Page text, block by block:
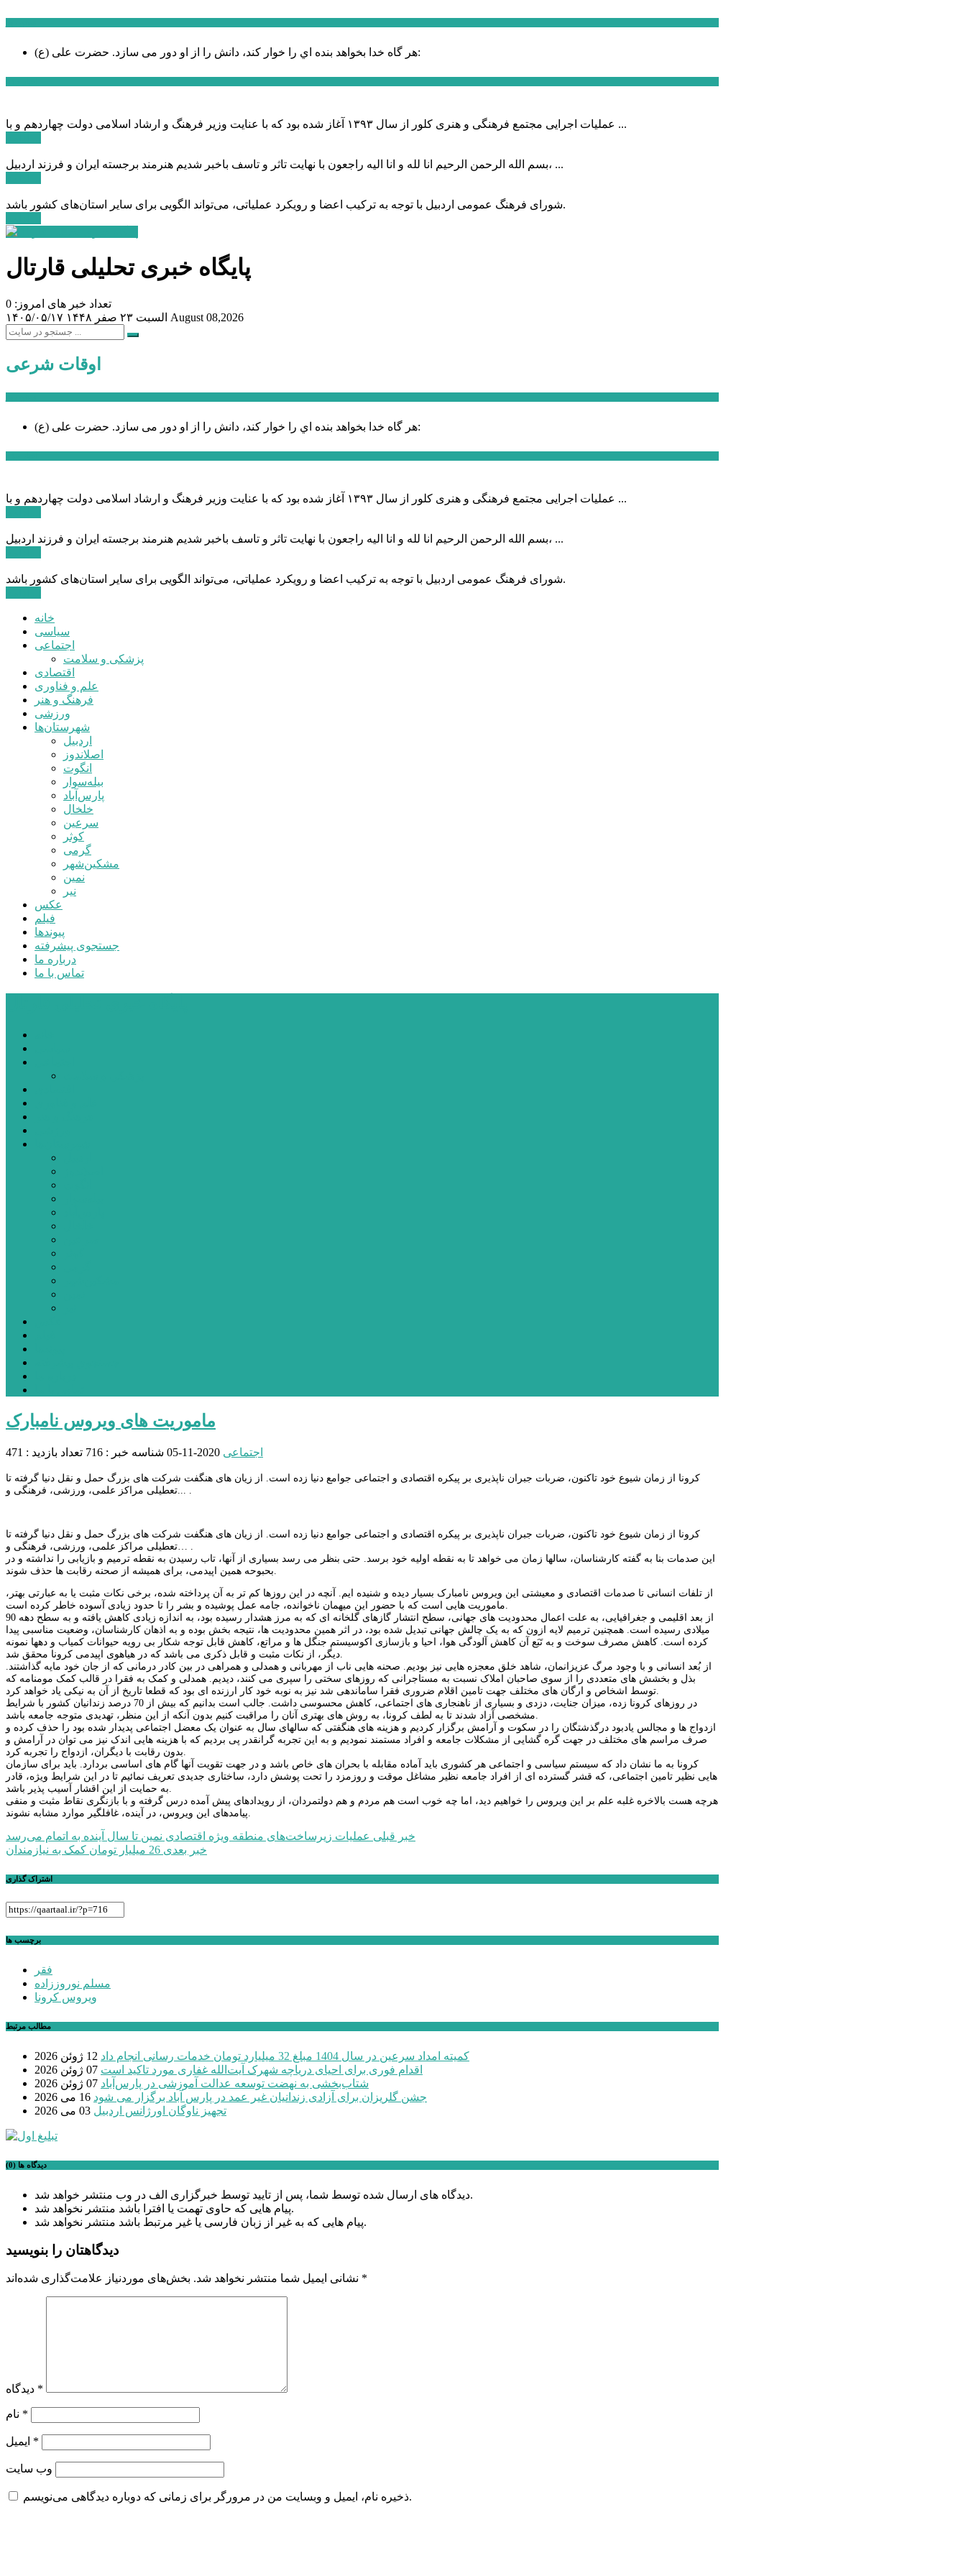
هر گاه خدا بخواهد بنده اي را خوار كند، دانش را از او دور می سازد.حضرت علی (ع):
عملیات اجرایی مجتمع فرهنگی و هنری کلور از سال ۱۳۹۳ آغاز شده بود که با عنایت وزیر فرهنگ و ارشاد اسلامی دولت چهاردهم و با ...
بسم الله الرحمن الرحیم انا لله و انا الیه راجعون با نهایت تاثر و تاسف باخبر شدیم هنرمند برجسته ایران و فرزند اردبیل، ...
شورای فرهنگ عمومی اردبیل با توجه به ترکیب اعضا و رویکرد عملیاتی، می‌تواند الگویی برای سایر استان‌های کشور باشد.
پایگاه خبری تحلیلی قارتال
تعداد خبر های امروز: 0
۱۴۰۵/۰۵/۱۷
السبت ۲۳ صفر ۱۴۴۸ August 08,2026
اوقات شرعی
هر گاه خدا بخواهد بنده اي را خوار كند، دانش را از او دور می سازد.حضرت علی (ع):
عملیات اجرایی مجتمع فرهنگی و هنری کلور از سال ۱۳۹۳ آغاز شده بود که با عنایت وزیر فرهنگ و ارشاد اسلامی دولت چهاردهم و با ...
بسم الله الرحمن الرحیم انا لله و انا الیه راجعون با نهایت تاثر و تاسف باخبر شدیم هنرمند برجسته ایران و فرزند اردبیل، ...
شورای فرهنگ عمومی اردبیل با توجه به ترکیب اعضا و رویکرد عملیاتی، می‌تواند الگویی برای سایر استان‌های کشور باشد.
خانه
سیاسی
اجتماعی
پزشکی و سلامت
اقتصادی
علم و فناوری
فرهنگ و هنر
ورزشی
شهرستان‌ها
اردبیل
اصلاندوز
انگوت
بیله‌سوار
پارس‌آباد
خلخال
سرعین
کوثر
گرمی
مشکین‌شهر
نمین
نیر
عکس
فیلم
پیوندها
جستجوی پیشرفته
درباره ما
تماس با ما
ماموریت های ویروس نامبارک
اجتماعی 2020-11-05 شناسه خبر : 716 تعداد بازدید : 471
کرونا از زمان شیوع خود تاکنون، ضربات جبران ناپذیری بر پیکره اقتصادی و اجتماعی جوامع دنیا زده است. از زیان های هنگفت شرکت های بزرگ حمل و نقل دنیا گرفته تا
تعطیلی مراکز علمی، ورزشی، فرهنگی و... .
کرونا از زمان شیوع خود تاکنون، ضربات جبران ناپذیری بر پیکره اقتصادی و اجتماعی جوامع دنیا زده است. از زیان های هنگفت شرکت های بزرگ حمل و نقل دنیا گرفته تا
تعطیلی مراکز علمی، ورزشی، فرهنگی و… .
این صدمات بنا به گفته کارشناسان، سالها زمان می خواهد تا به نقطه اولیه خود برسد. حتی بنظر می رسد بسیاری از آنها، تاب رسیدن به نقطه ترمیم و بازیابی را نداشته و در
بحبوحه همین اپیدمی، برای همیشه از صحنه رقابت ها حذف شوند.
از تلفات انسانی تا صدمات اقتصادی و معیشتی این ویروس نامبارک بسیار دیده و شنیده ایم. آنچه در این روزها کم تر به آن پرداخته شده، برخی نکات مثبت یا به عبارتی بهتر،
ماموریت هایی است که با حضور این میهمان ناخوانده، جامه عمل پوشیده و بشر را تا حدود زیادی آسوده خاطر کرده است.
از بعد اقلیمی و جغرافیایی، به علت اعمال محدودیت های جهانی، سطح انتشار گازهای گلخانه ای که به مرز هشدار رسیده بود، به اندازه زیادی کاهش یافته و به سطح دهه 90
میلادی رسیده است. همچنین ترمیم لایه ازون که به یک چالش جهانی تبدیل شده بود، در اثر همین محدودیت ها، نتیجه بخش بوده و به اذهان کارشناسان، وضعیت مناسبی پیدا
کرده است. کاهش مصرف سوخت و به تَبَع آن کاهش آلودگی هوا، احیا و بازسازی اکوسیستم جنگل ها و مراتع، کاهش قابل توجه شکار بی رویه حیوانات کمیاب و دهها نمونه
دیگر، از نکات مثبت و قابل ذکری می باشد که در هیاهوی اپیدمی کرونا محقق شد.
از بُعد انسانی و با وجود مرگ عزیزانمان، شاهد خلق معجزه هایی نیز بودیم. صحنه هایی ناب از مهربانی و همدلی و همراهی در بین کادر درمانی که از جان خود مایه گذاشتند.
بذل و بخشش های متعددی را از سوی صاحبان املاک نسبت به مستاجرانی که روزهای سختی را سپری می کنند، دیدیم. همدلی و کمک به فقرا در قالب کمک مومنامه که
توسط اشخاص و ارگان های مختلف جهت تامین اقلام ضروری فقرا ساماندهی شد نیز به نوبه خود کار ارزنده ای بود که قطعا تاریخ از آن به نیکی یاد خواهد کرد.
در روزهای کرونا زده، میزان جنایت، دزدی و بسیاری از ناهنجاری های اجتماعی، کاهش محسوسی داشت. جالب است بدانیم که بیش از 70 درصد زندانیان کشور با شرایط
مشخصی آزاد شدند تا به لطف کرونا، به روش های بهتری آنان را مراقبت کنیم بدون آنکه از این منظر، تهدیدی متوجه جامعه باشد.
ازدواج ها و مجالس یادبود درگذشتگان را در سکوت و آرامش برگزار کردیم و هزینه های هنگفتی که سالهای سال به عنوان یک معضل اجتماعی پدیدار شده بود را حذف کرده و
صرف مراسم های مختلف در جهت گره گشایی از مشکلات جامعه و افراد مستمند نمودیم و به این تجربه گرانقدر پی بردیم که با هزینه هایی اندک نیز می توان در آرامش و
بدون رقابت با دیگران، ازدواج را تجربه کرد.
کرونا به ما نشان داد که سیستم سیاسی و اجتماعی هر کشوری باید آماده مقابله با بحران های خاص باشد و در جهت تقویت آنها گام های اساسی بردارد. باید برای سازمان
هایی نظیر تامین اجتماعی، که قشر گسترده ای از افراد جامعه نظیر مشاغل موقت و روزمزد را تحت پوشش دارد، ساختاری جدیدی تعریف نمائیم تا در این شرایط ویژه، قادر
به حمایت از این اقشار آسیب پذیر باشد.
هرچه هست بالاخره غلبه علم بر این ویروس را خواهیم دید، اما چه خوب است هم مردم و هم دولتمردان، از رویدادهای پیش آمده درس گرفته و با بازنگری نقاط مثبت و منفی
پیامدهای این ویروس، در آینده، غافلگیر موارد مشابه نشوند.
راهبری
نوشته
خبر قبلی عملیات زیرساخت‌های منطقه ویژه اقتصادی نمین تا سال آینده به اتمام می‌رسد
خبر بعدی 26 میلیار تومان کمک به نیازمندان
اشتراک گذاری
برچسب ها
فقر
مسلم نوروززاده
ویروس کرونا
مطالب مرتبط
کمیته امداد سرعین در سال 1404 مبلغ 32 میلیارد تومان خدمات رسانی انجام داد
12 ژوئن 2026
اقدام فوری برای احیای دریاچه شهرک آیت‌الله غفاری مورد تاکید است 07 ژوئن 2026
شتاب‌بخشی به نهضت توسعه عدالت آموزشی در پارس‌آباد 07 ژوئن 2026
جشن گلریزان برای آزادی زندانیان غیر عمد در پارس آباد برگزار می شود 16 می 2026
تجهیز ناوگان اورژانس اردبیل 03 می 2026
دیدگاه ها (0)
دیدگاه های ارسال شده توسط شما، پس از تایید توسط خبرگزاری الف در وب منتشر خواهد شد.
پیام هایی که حاوی تهمت یا افترا باشد منتشر نخواهد شد.
پیام هایی که به غیر از زبان فارسی یا غیر مرتبط باشد منتشر نخواهد شد.
دیدگاهتان را بنویسید
نشانی ایمیل شما منتشر نخواهد شد. *
*
*
*
وب‌ سایت
ذخیره نام، ایمیل و وبسایت من در مرورگر برای زمانی که دوباره دیدگاهی می‌نویسم.